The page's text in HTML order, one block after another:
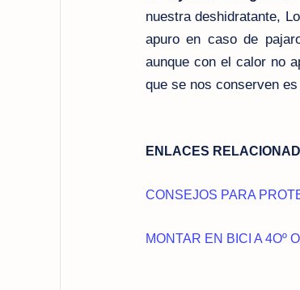
nuestradeshidratante,
apuro en caso de
aunque con el calor no
que se nos conserven
ENLACES
CONSEJOS PARA
MONTAR EN BICI A 4Oº